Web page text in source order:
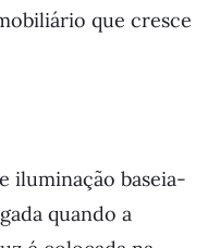
que cresce
iluminação baseia-
quando a